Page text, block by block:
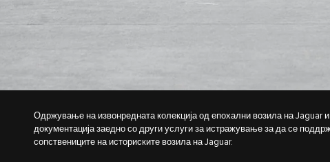
Одржување на извонредната колекција од епохални возила на Jaguar
документација заедно со други услуги за истражување за да се
сопствениците на историските возила на Jaguar.